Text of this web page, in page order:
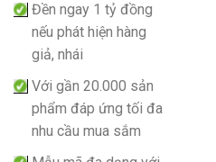
Đền ngay 1 tỷ đồng
nếu phát hiện hàng
giả, nhái
Với gần 20.000 sản
phẩm đáp ứng tối đa
nhu cầu mua sắm